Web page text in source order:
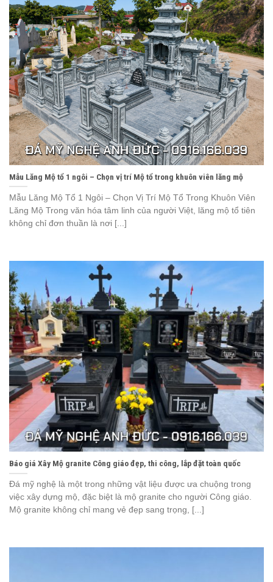
Mẫu Lăng Mộ tổ 1 ngôi – Chọn vị trí Mộ tổ trong khuôn viên lăng mộ
Mẫu Lăng Mộ Tổ 1 Ngôi – Chọn Vị Trí Mộ Tổ Trong Khuôn Viên
Lăng Mộ Trong văn hóa tâm linh của người Việt, lăng mộ tổ tiên
không chỉ đơn thuần là nơi [...]
Báo giá Xây Mộ granite Công giáo đẹp, thi công, lắp đặt toàn quốc
Đá mỹ nghệ là một trong những vật liệu được ưa chuộng trong
việc xây dựng mộ, đặc biệt là mộ granite cho người Công giáo.
Mộ granite không chỉ mang vẻ đẹp sang trọng, [...]